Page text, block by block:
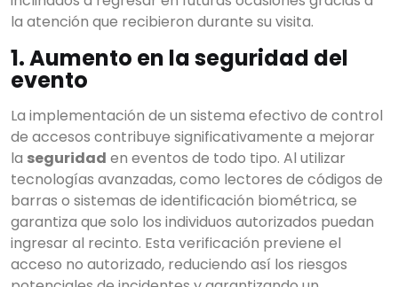
la atención que recibieron durante su visita.
1. Aumento en la seguridad del
evento
La implementación de un sistema efectivo de control
de accesos contribuye significativamente a mejorar
la seguridad en eventos de todo tipo. Al utilizar
tecnologías avanzadas, como lectores de códigos de
barras o sistemas de identificación biométrica, se
garantiza que solo los individuos autorizados puedan
ingresar al recinto. Esta verificación previene el
acceso no autorizado, reduciendo así los riesgos